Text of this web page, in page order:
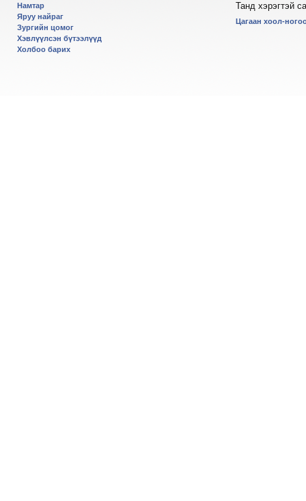
Намтар
Яруу найраг
Зургийн цомог
Хэвлүүлсэн бүтээлүүд
Холбоо барих
Танд хэрэгтэй
Цагаан хоол-